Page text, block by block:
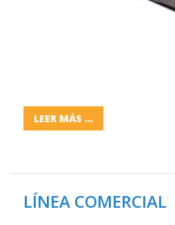
LEER MÁS ...
LÍNEA COMERCIAL